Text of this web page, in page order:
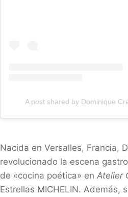
A post shared by Dominique
Nacida en Versalles, Francia,
revolucionado la escena
de «cocina poética» en Atelier
Estrellas MICHELIN. Además,